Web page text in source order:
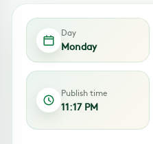
Day
Monday
Publish time
11:17 PM